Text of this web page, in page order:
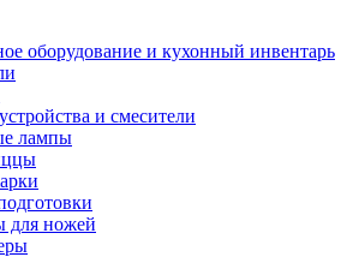
оборудование и кухонный инвентарь
и смесители
лампы
для ножей